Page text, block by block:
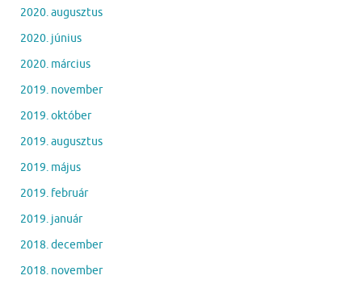
2020. augusztus
2020. június
2020. március
2019. november
2019. október
2019. augusztus
2019. május
2019. február
2019. január
2018. december
2018. november